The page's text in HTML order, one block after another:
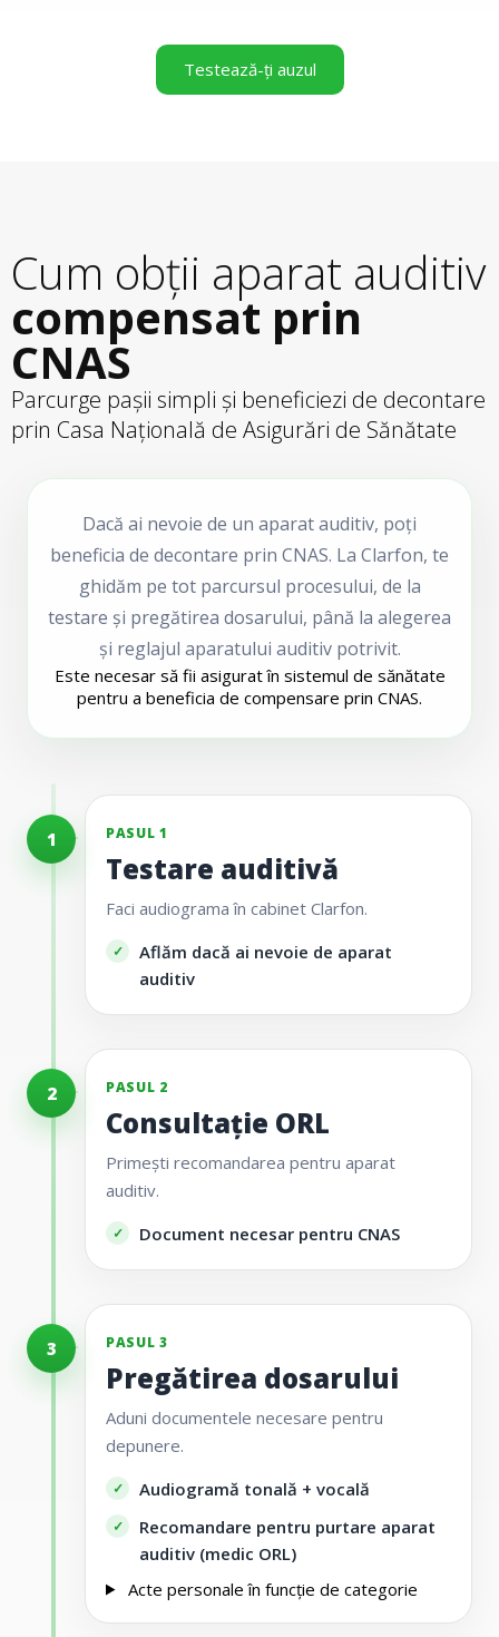
Testează-ți auzul
Cum obții aparat auditiv
compensat prin
CNAS
Parcurge pașii simpli și beneficiezi de decontare
prin Casa Națională de Asigurări de Sănătate
Dacă ai nevoie de un aparat auditiv, poți
beneficia de decontare prin CNAS. La Clarfon, te
ghidăm pe tot parcursul procesului, de la
testare și pregătirea dosarului, până la alegerea
și reglajul aparatului auditiv potrivit.
Este necesar să fii asigurat în sistemul de sănătate
pentru a beneficia de compensare prin CNAS.
1 PASUL 1
Testare auditivă
Faci audiograma în cabinet Clarfon.
Aflăm dacă ai nevoie de aparat
auditiv
2 PASUL 2
Consultație ORL
Primești recomandarea pentru aparat
auditiv.
Document necesar pentru CNAS
3 PASUL 3
Pregătirea dosarului
Aduni documentele necesare pentru
depunere.
Audiogramă tonală + vocală
Recomandare pentru purtare aparat
auditiv (medic ORL)
Acte personale în funcție de categorie